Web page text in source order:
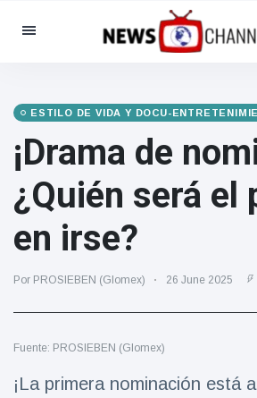
Categorías
Social y Diversión
(155)
Cine y TV
(81)
Celebridades
(13938)
Moda y Belleza
Comida y bebida
Estilo de vida y Docu-
(121)
ESTILO DE VIDA Y DOCU-
¡Drama de
¿Quién será el
en irse?
Por PROSIEBEN (Glomex) 26 June 2025
Fuente: PROSIEBEN (Glomex)
¡La primera nominación está